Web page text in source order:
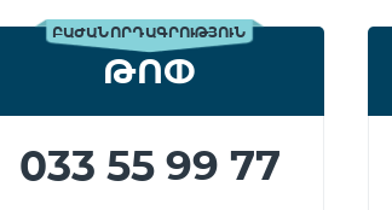
ԲԱԺԱՆՈՐԴԱԳՐՈՒԹՅՈՒՆ
ԹՈՓ
033 55 99 77